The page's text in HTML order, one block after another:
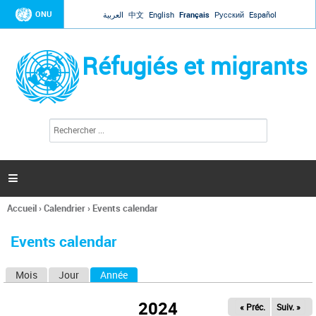
Jump to navigation
ONU العربية 中文 English Français Русский Español
Réfugiés et migrants
l
c
h
e

Vous
ici
Accueil›Calendrier› Events calendar
Events calendar
Mois Jour Année
2024 « Préc. Suiv. »